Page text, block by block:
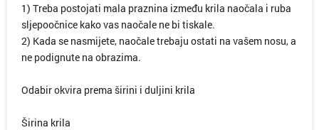
1) Treba postojati mala praznina između krila naočala i ruba
sljepoočnice kako vas naočale ne bi tiskale.
2) Kada se nasmijete, naočale trebaju ostati na vašem nosu, a
ne podignute na obrazima.
Odabir okvira prema širini i duljini krila
Širina krila